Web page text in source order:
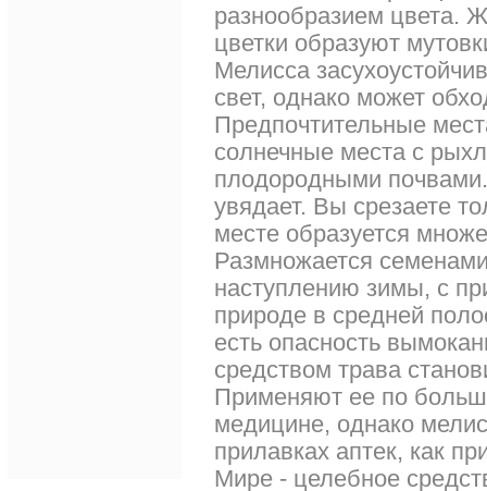
разнообразием цвета.
цветки образуют
Мелисса
свет, однако может
Предпочтительные
солнечные места с
плодородными
увядает. Вы срезаете
месте образуется
Размножается
наступлению зимы, с
природе в средней
есть опасность
средством трава
Применяют ее по
медицине, однако
прилавках аптек, как
Мире - целебное